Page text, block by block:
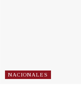
NACIONALES